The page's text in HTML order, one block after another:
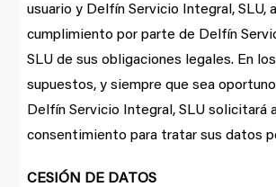
usuario y Delfín Servicio Integral, SLU,
cumplimiento por parte de Delfín
SLU de sus obligaciones legales. En
supuestos, y siempre que sea
Delfín Servicio Integral, SLU solicitará
consentimiento para tratar sus datos
CESIÓN DE DATOS